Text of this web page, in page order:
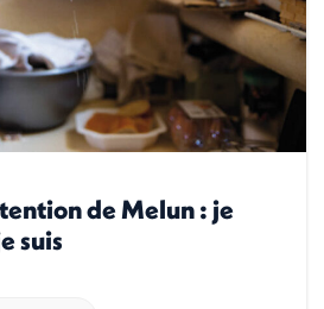
de Melun : je
suis